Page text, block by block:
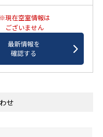
※現在空室情報は
ございません
最新情報を
確認する
せ